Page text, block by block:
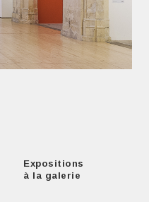
Expositions
à la galerie